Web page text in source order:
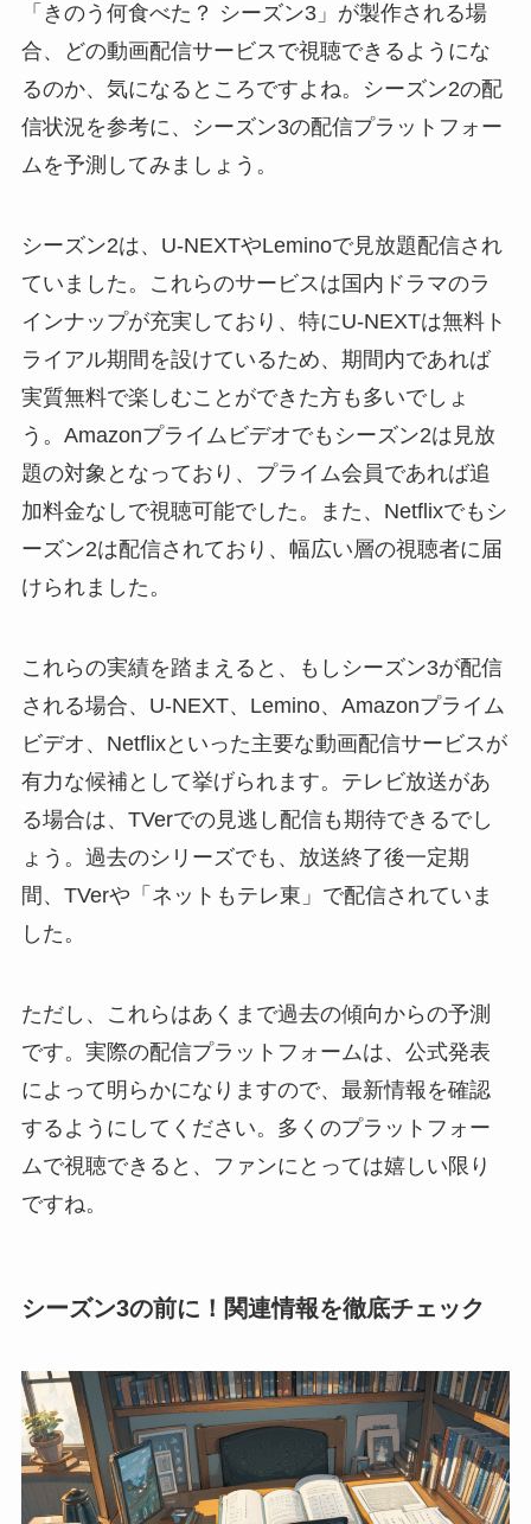
「きのう何食べた？ シーズン3」が製作される場
合、どの動画配信サービスで視聴できるようにな
るのか、気になるところですよね。シーズン2の配
信状況を参考に、シーズン3の配信プラットフォー
ムを予測してみましょう。
シーズン2は、U-NEXTやLeminoで見放題配信され
ていました。これらのサービスは国内ドラマのラ
インナップが充実しており、特にU-NEXTは無料ト
ライアル期間を設けているため、期間内であれば
実質無料で楽しむことができた方も多いでしょ
う。Amazonプライムビデオでもシーズン2は見放
題の対象となっており、プライム会員であれば追
加料金なしで視聴可能でした。また、Netflixでもシ
ーズン2は配信されており、幅広い層の視聴者に届
けられました。
これらの実績を踏まえると、もしシーズン3が配信
される場合、U-NEXT、Lemino、Amazonプライム
ビデオ、Netflixといった主要な動画配信サービスが
有力な候補として挙げられます。テレビ放送があ
る場合は、TVerでの見逃し配信も期待できるでし
ょう。過去のシリーズでも、放送終了後一定期
間、TVerや「ネットもテレ東」で配信されていま
した。
ただし、これらはあくまで過去の傾向からの予測
です。実際の配信プラットフォームは、公式発表
によって明らかになりますので、最新情報を確認
するようにしてください。多くのプラットフォー
ムで視聴できると、ファンにとっては嬉しい限り
ですね。
シーズン3の前に！関連情報を徹底チェック